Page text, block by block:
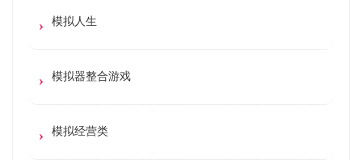
模拟人生
模拟器整合游戏
模拟经营类